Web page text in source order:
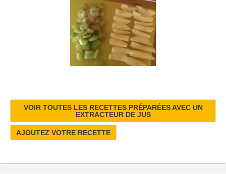
VOIR TOUTES LES RECETTES PRÉPARÉES AVEC UN
EXTRACTEUR DE JUS
AJOUTEZ VOTRE RECETTE